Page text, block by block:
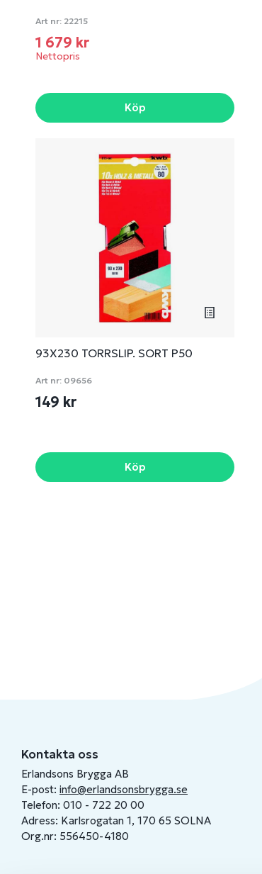
Art nr: 22215
1 679 kr
Nettopris
Köp
93X230 TORRSLIP. SORT P50
Art nr: 09656
149 kr
Köp
Kontakta oss
Erlandsons Brygga AB
E-post: info@erlandsonsbrygga.se
Telefon: 010 - 722 20 00
Adress: Karlsrogatan 1, 170 65 SOLNA
Org.nr: 556450-4180